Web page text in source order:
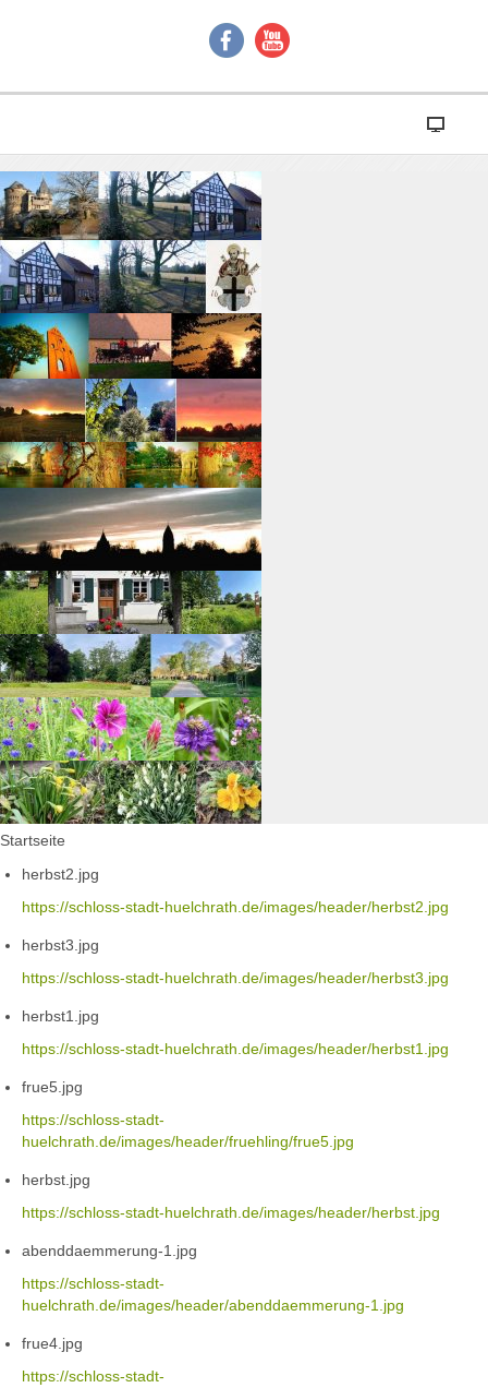
Startseite
herbst2.jpg
https://schloss-stadt-huelchrath.de/images/header/herbst2.jpg
herbst3.jpg
https://schloss-stadt-huelchrath.de/images/header/herbst3.jpg
herbst1.jpg
https://schloss-stadt-huelchrath.de/images/header/herbst1.jpg
frue5.jpg
https://schloss-stadt-
huelchrath.de/images/header/fruehling/frue5.jpg
herbst.jpg
https://schloss-stadt-huelchrath.de/images/header/herbst.jpg
abenddaemmerung-1.jpg
https://schloss-stadt-
huelchrath.de/images/header/abenddaemmerung-1.jpg
frue4.jpg
https://schloss-stadt-